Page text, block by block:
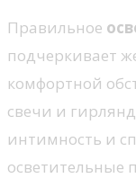
Правильное
подчеркивает
комфортной
свечи и
интимность и
осветительные